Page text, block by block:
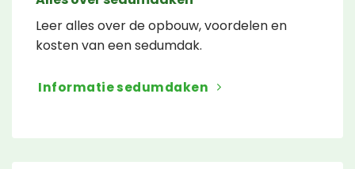
Leer alles over de opbouw, voordelen en
kosten van een sedumdak.
Informatie sedumdaken